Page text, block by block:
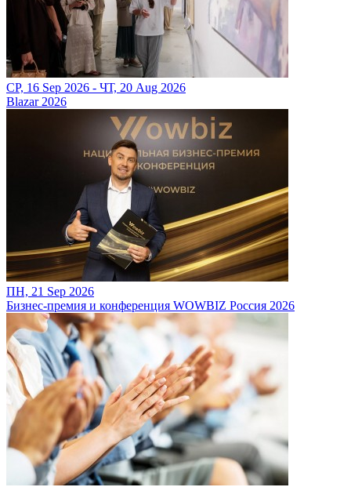
СР, 16 Sep 2026 - ЧТ, 20 Aug 2026
Blazar 2026
ПН, 21 Sep 2026
Бизнес-премия и конференция WOWBIZ Россия 2026